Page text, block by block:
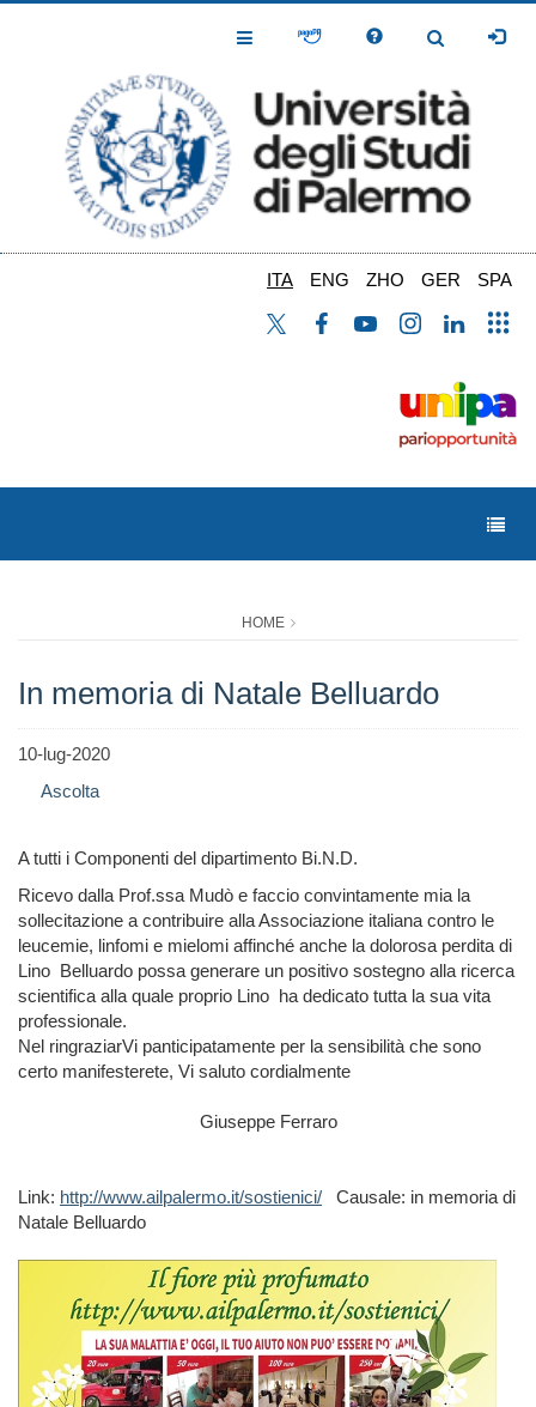
Toggle
Toggle
ITA ENG ZHO GER SPA
HOME
In memoria di Natale Belluardo
10-lug-2020
Ascolta
A tutti i Componenti del dipartimento Bi.N.D.
Ricevo dalla Prof.ssa Mudò e faccio convintamente mia la
sollecitazione a contribuire alla Associazione italiana contro le
leucemie, linfomi e mielomi affinché anche la dolorosa perdita di
Lino Belluardo possa generare un positivo sostegno alla ricerca
scientifica alla quale proprio Lino ha dedicato tutta la sua vita
professionale.
Nel ringraziarVi panticipatamente per la sensibilità che sono
certo manifesterete, Vi saluto cordialmente
Giuseppe Ferraro
Link: http://www.ailpalermo.it/sostienici/ Causale: in memoria di
Natale Belluardo